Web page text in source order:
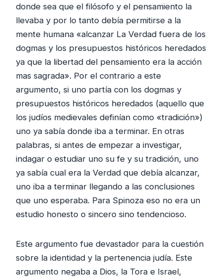
donde sea que el filósofo y el pensamiento la
llevaba y por lo tanto debía permitirse a la
mente humana «alcanzar La Verdad fuera de los
dogmas y los presupuestos históricos heredados
ya que la libertad del pensamiento era la acción
mas sagrada». Por el contrario a este
argumento, si uno partía con los dogmas y
presupuestos históricos heredados (aquello que
los judíos medievales definían como «tradición»)
uno ya sabía donde iba a terminar. En otras
palabras, si antes de empezar a investigar,
indagar o estudiar uno su fe y su tradición, uno
ya sabía cual era la Verdad que debía alcanzar,
uno iba a terminar llegando a las conclusiones
que uno esperaba. Para Spinoza eso no era un
estudio honesto o sincero sino tendencioso.
Este argumento fue devastador para la cuestión
sobre la identidad y la pertenencia judía. Este
argumento negaba a Dios, la Tora e Israel,